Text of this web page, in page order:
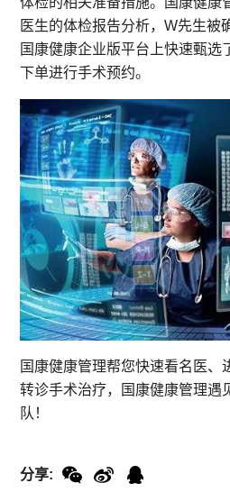
医生的体检报告分析，W先生被
国康健康企业版平台上快速甄选
下单进行手术预约。
国康健康管理帮您快速看名医、
转诊手术治疗，国康健康管理遇
队！
分享: